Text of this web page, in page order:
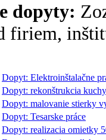
dopyty:
firiem,
Dopyt: Elektroinštalačne
Dopyt: rekonštrukcia
Dopyt: malovanie stierky
Dopyt: Tesarske práce
Dopyt: realizacia omietky